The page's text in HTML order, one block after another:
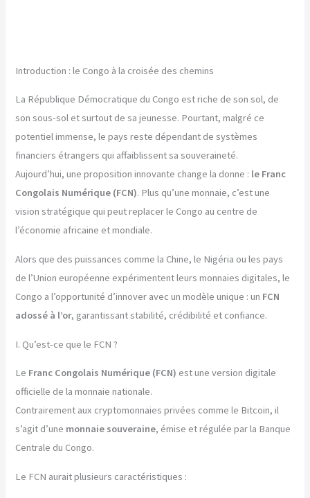
Introduction : le Congo à la croisée des chemins
La République Démocratique du Congo est riche de son sol, de
son sous-sol et surtout de sa jeunesse. Pourtant, malgré ce
potentiel immense, le pays reste dépendant de systèmes
financiers étrangers qui affaiblissent sa souveraineté.
Aujourd’hui, une proposition innovante change la donne : le Franc
Congolais Numérique (FCN). Plus qu’une monnaie, c’est une
vision stratégique qui peut replacer le Congo au centre de
l’économie africaine et mondiale.
Alors que des puissances comme la Chine, le Nigéria ou les pays
de l’Union européenne expérimentent leurs monnaies digitales, le
Congo a l’opportunité d’innover avec un modèle unique : un FCN
adossé à l’or, garantissant stabilité, crédibilité et confiance.
I. Qu’est-ce que le FCN ?
Le Franc Congolais Numérique (FCN) est une version digitale
officielle de la monnaie nationale.
Contrairement aux cryptomonnaies privées comme le Bitcoin, il
s’agit d’une monnaie souveraine, émise et régulée par la Banque
Centrale du Congo.
Le FCN aurait plusieurs caractéristiques :